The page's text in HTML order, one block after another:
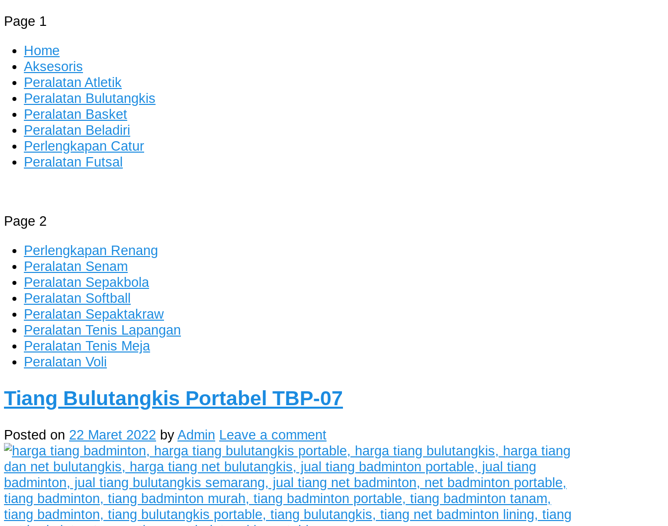
Page 1
Home
Aksesoris
Peralatan Atletik
Peralatan Bulutangkis
Peralatan Basket
Peralatan Beladiri
Perlengkapan Catur
Peralatan Futsal
Distributor Alat Olahraga
Jual Alat Olahraga Murah, Lengkap dan Berkualitas
Page 2
Perlengkapan Renang
Peralatan Senam
Peralatan Sepakbola
Peralatan Softball
Peralatan Sepaktakraw
Peralatan Tenis Lapangan
Peralatan Tenis Meja
Peralatan Voli
Tiang Bulutangkis Portabel TBP-07
Posted on 22 Maret 2022 byAdmin Leave a comment